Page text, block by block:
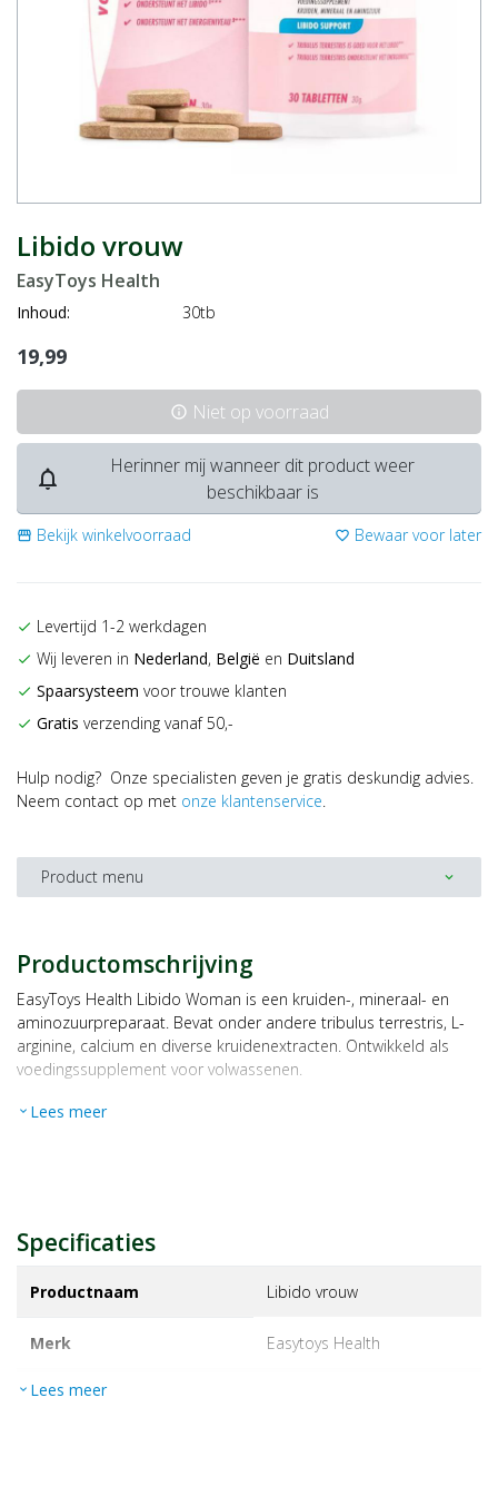
Libido vrouw
EasyToys Health
Inhoud: 30tb
19,99
info Niet op voorraad
notifications_none
Herinner mij wanneer dit product weer
beschikbaar is
storefront Bekijk winkelvoorraad favorite_border Bewaar voor later
check Levertijd 1-2 werkdagen
check Wij leveren in Nederland, België en Duitsland
check Spaarsysteem voor trouwe klanten
check Gratis verzending vanaf 50,-
Hulp nodig? Onze specialisten geven je gratis deskundig advies.
Neem contact op met onze klantenservice.
Product menu expand_more
Productomschrijving
EasyToys Health Libido Woman is een kruiden-, mineraal- en
aminozuurpreparaat. Bevat onder andere tribulus terrestris, L-
arginine, calcium en diverse kruidenextracten. Ontwikkeld als
voedingssupplement voor volwassenen.
expand_more Lees meer
Specificaties
Productnaam Libido vrouw
Merk easytoys health
EAN
expand_more Lees meer